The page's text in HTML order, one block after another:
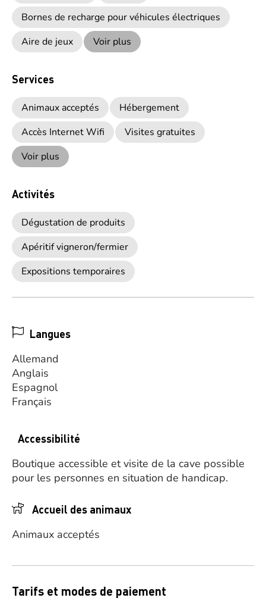
Bornes de recharge pour véhicules électriques
Aire de jeux
Voir plus
Services
Animaux acceptés
Hébergement
Accès Internet Wifi
Visites gratuites
Voir plus
Activités
Dégustation de produits
Apéritif vigneron/fermier
Expositions temporaires
Langues
Allemand
Anglais
Espagnol
Français
Accessibilité
Boutique accessible et visite de la cave possible
pour les personnes en situation de handicap.
Accueil des animaux
Animaux acceptés
Tarifs et modes de paiement